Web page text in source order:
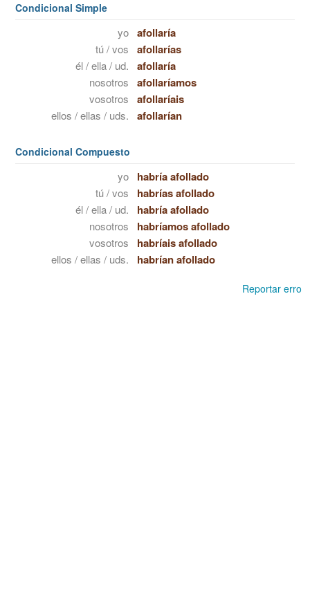
Condicional Simple
yo afollaría
tú / vos afollarías
él / ella / ud. afollaría
nosotros afollaríamos
vosotros afollaríais
ellos / ellas / uds. afollarían
Condicional Compuesto
yo habría afollado
tú / vos habrías afollado
él / ella / ud. habría afollado
nosotros habríamos afollado
vosotros habríais afollado
ellos / ellas / uds. habrían afollado
Reportar erro